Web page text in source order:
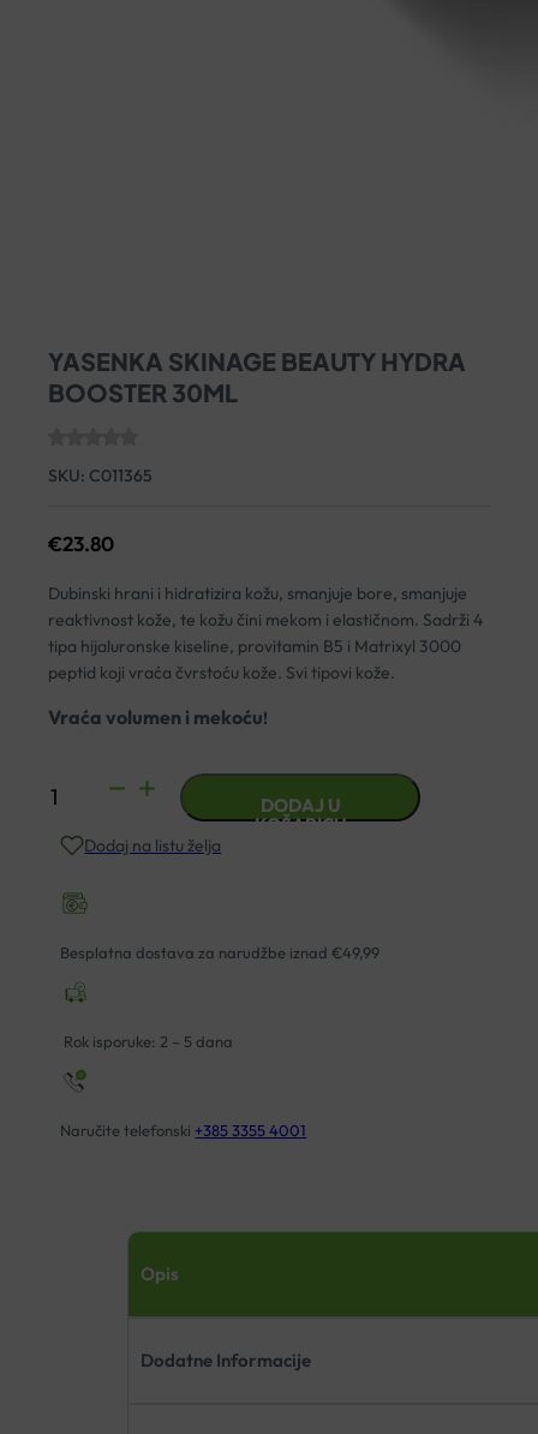
YASENKA SKINAGE BEAUTY HYDRA
BOOSTER 30ML
SKU: C011365
€23.80
Dubinski hrani i hidratizira kožu, smanjuje bore, smanjuje
reaktivnost kože, te kožu čini mekom i elastičnom. Sadrži 4
tipa hijaluronske kiseline, provitamin B5 i Matrixyl 3000
peptid koji vraća čvrstoću kože. Svi tipovi kože.
Vraća volumen i mekoću!
YASENKA
BEAUTY
BOOSTER
30ML
DODAJ U
KOŠARICU
Dodaj na listu želja
Besplatna dostava za narudžbe iznad €49,99
Rok isporuke: 2 – 5 dana
Naručite telefonski +385 3355 4001
Opis
Dodatne Informacije